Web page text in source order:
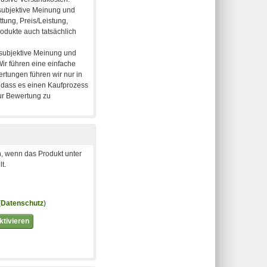
wenn das Produkt unter
Datenschutz)